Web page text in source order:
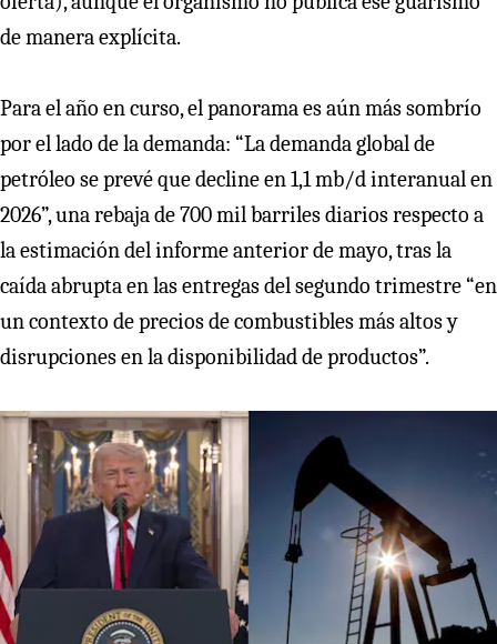
de manera explícita.
Para el año en curso, el panorama es aún más sombrío
por el lado de la demanda: “La demanda global de
petróleo se prevé que decline en 1,1 mb/d interanual en
2026”, una rebaja de 700 mil barriles diarios respecto a
la estimación del informe anterior de mayo, tras la
caída abrupta en las entregas del segundo trimestre “en
un contexto de precios de combustibles más altos y
disrupciones en la disponibilidad de productos”.